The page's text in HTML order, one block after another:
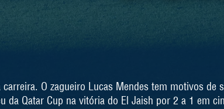
O zagueiro Lucas Mendes tem motivos
da Qatar Cup na vitória do El Jaish por 2 a 1 em